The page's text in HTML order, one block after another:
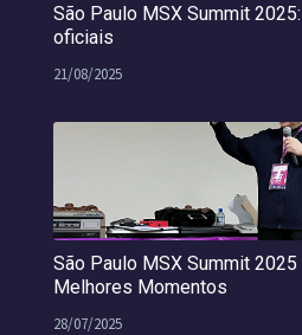
São Paulo MSX Summit
oficiais
21/08/2025
São Paulo MSX Summit
Melhores Momentos
28/07/2025